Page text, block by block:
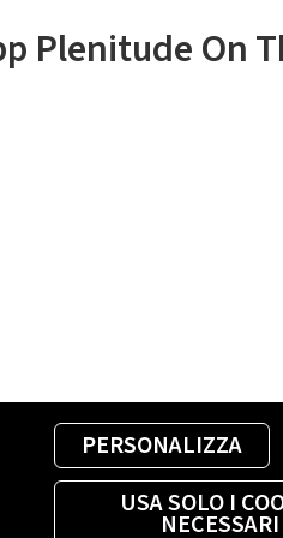
PERSONALIZZA
USA SOLO I
NECESSARI
Plenitude On